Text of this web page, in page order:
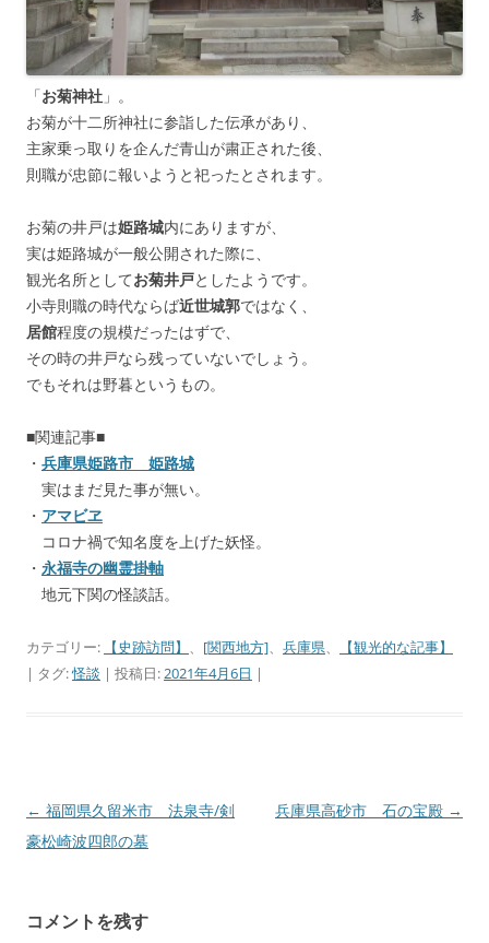
「お菊神社 」。
お菊が十二所神社に参詣した伝承があり、
主家乗っ取りを企んだ青山が粛正された後、
則職が忠節に報いようと祀ったとされます。
お菊の井戸は姫路城内にありますが、
実は姫路城が一般公開された際に、
観光名所としてお菊井戸としたようです。
小寺則職の時代ならば近世城郭ではなく、
居館程度の規模だったはずで、
その時の井戸なら残っていないでしょう。
でもそれは野暮というもの。
■関連記事■
・ 兵庫県姫路市 姫路城
実はまだ見た事が無い。
・ アマビヱ
コロナ禍で知名度を上げた妖怪。
・ 永福寺の幽霊掛軸
地元下関の怪談話。
カテゴリー: 【史跡訪問】 、 [関西地方]、 兵庫県、
【観光的な記事】
| タグ:怪談 | 投稿日:2021年4月6日 |
投
稿
ゲ
← 福岡県久留米市 法泉寺/剣
豪松崎波四郎の墓
兵庫県高砂市 石の宝殿 →
コメントを残す